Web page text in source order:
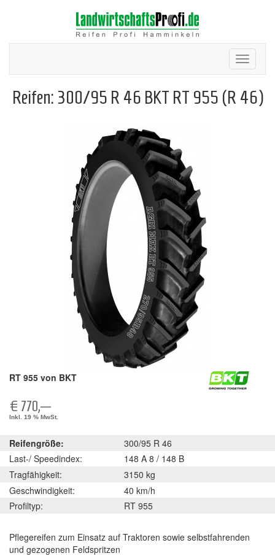
Toggle
navigation
Reifen: 300/95 R 46 BKT RT 955 (R 46)
RT 955 von BKT
€ 770,—
Inkl. 19 % MwSt.
Reifengröße:
300/95 R 46
Last-/ Speedindex:
148 A 8 / 148 B
Tragfähigkeit:
3150 kg
Geschwindigkeit:
40 km/h
Profiltyp:
RT 955
Pflegereifen zum Einsatz auf Traktoren sowie selbstfahrenden
und gezogenen Feldspritzen